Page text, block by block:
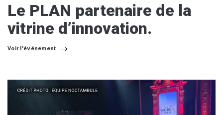
Le PLAN partenaire de la
vitrine d’innovation.
Voir l'événement